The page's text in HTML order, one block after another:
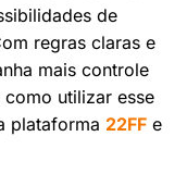
de
regras claras e
mais controle
utilizar esse
plataforma 22FF e